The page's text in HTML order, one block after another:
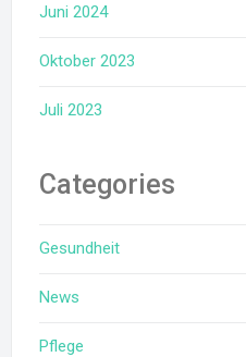
Juni 2024
Oktober 2023
Juli 2023
Categories
Gesundheit
News
Pflege